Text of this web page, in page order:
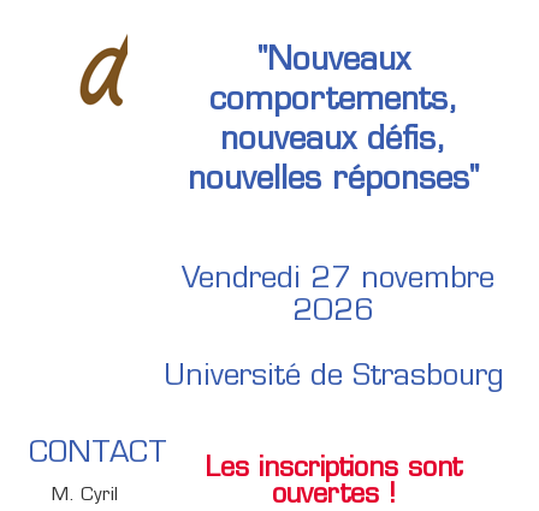
CONTACT
M. Cyril
"Nouveaux
comportements,
nouveaux défis,
nouvelles réponses"
Vendredi 27 novembre
2026
Université de Strasbourg
Les inscriptions sont
ouvertes !